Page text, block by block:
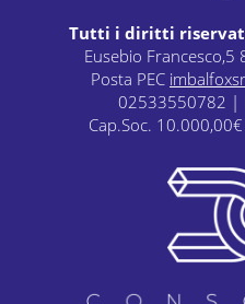
Tutti i diritti
Eusebio Francesco,5
Posta PEC
02533550782 |
Cap.Soc.